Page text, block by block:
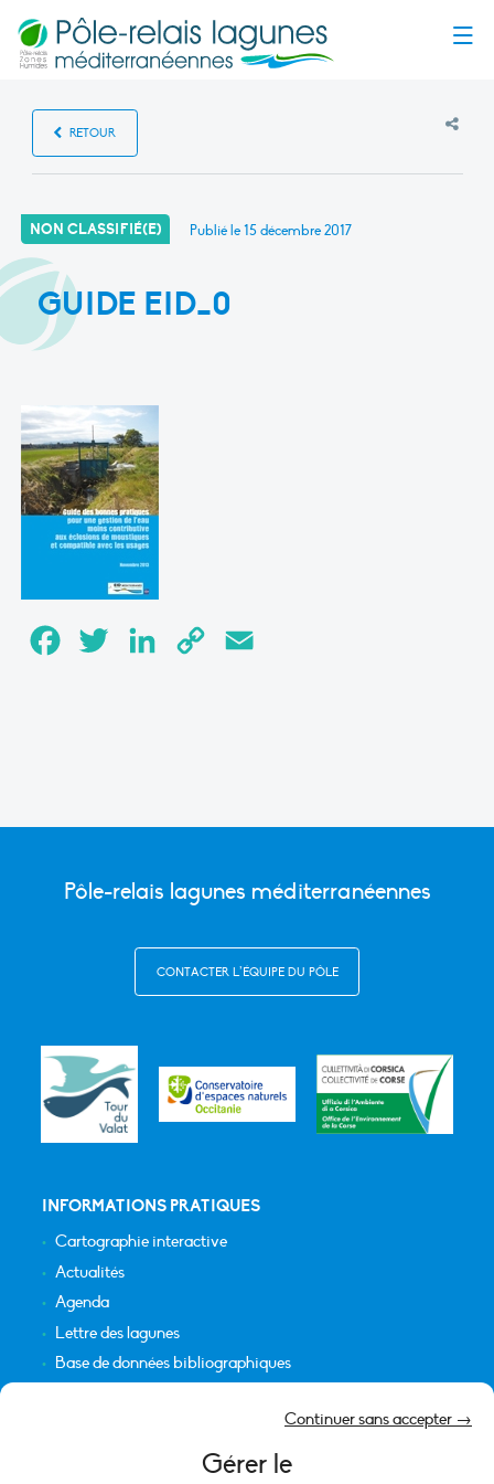
Gérer le
Continuer sans accepter →
RETOUR
NON CLASSIFIÉ(E) Publié le15 décembre 2017
GUIDE EID_0
FacebookTwitter LinkedInCopy
Pôle-relais lagunes méditerranéennes
CONTACTER L’ÉQUIPE DU PÔLE
INFORMATIONS PRATIQUES
Cartographie interactive
Actualités
Agenda
Lettre des lagunes
Base de données bibliographiques